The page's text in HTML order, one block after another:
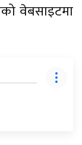
वेबसाइटमा